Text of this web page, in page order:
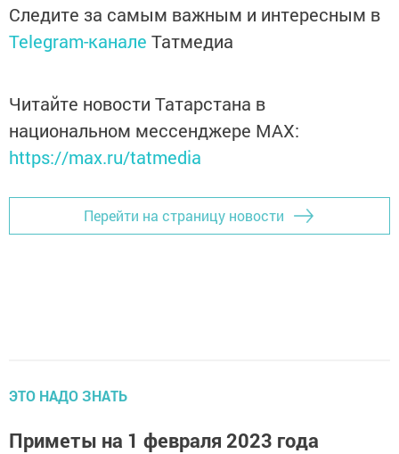
Следите за самым важным и интересным в
Telegram-канале Татмедиа
Читайте новости Татарстана в
национальном мессенджере MАХ:
https://max.ru/tatmedia
Перейти на страницу новости
ЭТО НАДО ЗНАТЬ
Приметы на 1 февраля 2023 года